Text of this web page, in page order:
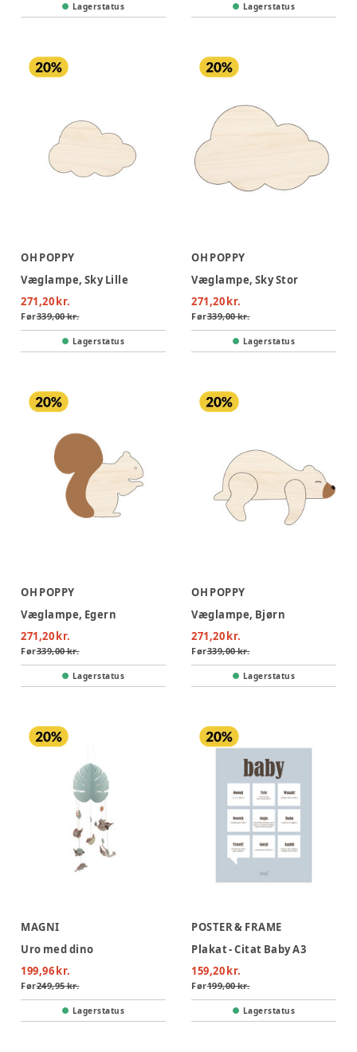
Lagerstatus Lagerstatus
OH POPPY
Væglampe, Sky Lille
271,20 kr.
Før339,00 kr.
Lagerstatus
OH POPPY
Væglampe, Sky Stor
271,20 kr.
Før339,00 kr.
Lagerstatus
OH POPPY
Væglampe, Egern
271,20 kr.
Før339,00 kr.
Lagerstatus
OH POPPY
Væglampe, Bjørn
271,20 kr.
Før339,00 kr.
Lagerstatus
MAGNI
Uro med dino
199,96 kr.
Før249,95 kr.
Lagerstatus
POSTER & FRAME
Plakat - Citat Baby A3
159,20 kr.
Før199,00 kr.
Lagerstatus